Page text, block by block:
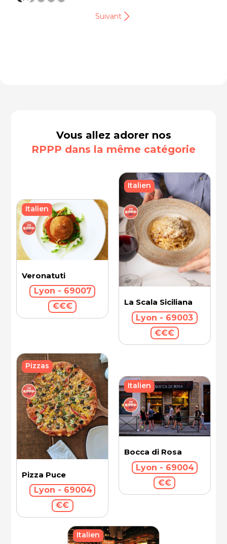
Suivant
Vous allez adorer nos
RPPP dans la même catégorie
Veronatuti
Lyon - 69007
€€€
Italien
La Scala Siciliana
Lyon - 69003
€€€
Italien
Pizza Puce
Lyon - 69004
€€
Pizzas
Bocca di Rosa
Lyon - 69004
€€
Italien
Italien